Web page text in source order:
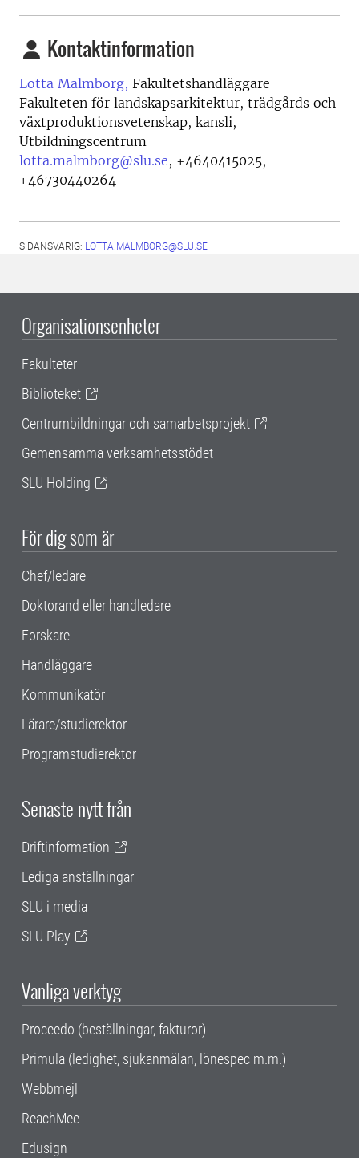
Kontaktinformation
Lotta Malmborg, Fakultetshandläggare
Fakulteten för landskapsarkitektur, trädgårds och
växtproduktionsvetenskap, kansli,
Utbildningscentrum
lotta.malmborg@slu.se, +4640415025,
+46730440264
SIDANSVARIG: LOTTA.MALMBORG@SLU.SE
Organisationsenheter
Fakulteter
Biblioteket
Centrumbildningar och samarbetsprojekt
Gemensamma verksamhetsstödet
SLU Holding
För dig som är
Chef/ledare
Doktorand eller handledare
Forskare
Handläggare
Kommunikatör
Lärare/studierektor
Programstudierektor
Senaste nytt från
Driftinformation
Lediga anställningar
SLU i media
SLU Play
Vanliga verktyg
Proceedo (beställningar, fakturor)
Primula (ledighet, sjukanmälan, lönespec m.m.)
Webbmejl
ReachMee
Edusign